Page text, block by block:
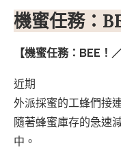
機蜜任務：
【機蜜任務：BEE！
近期
外派採蜜的工蜂們接
隨著蜂蜜庫存的急速
中。